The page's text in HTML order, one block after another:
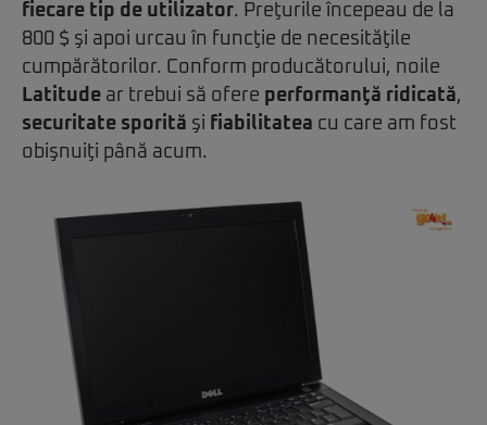
fiecare tip de utilizator. Preţurile începeau de la
800 $ şi apoi urcau în funcţie de necesităţile
cumpărătorilor. Conform producătorului, noile
Latitude ar trebui să ofere performanţă ridicată,
securitate sporită şi fiabilitatea cu care am fost
obişnuiţi până acum.